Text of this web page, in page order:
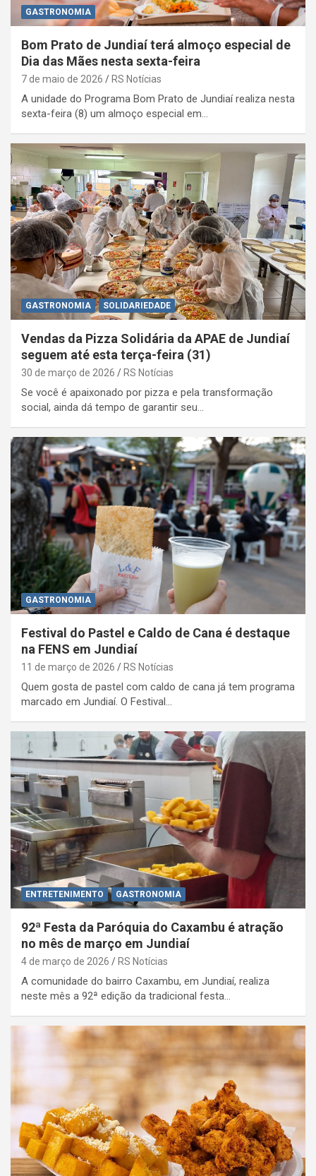
GASTRONOMIA
Bom Prato de Jundiaí terá almoço especial de
Dia das Mães nesta sexta-feira
7 de maio de 2026 RS Notícias
A unidade do Programa Bom Prato de Jundiaí realiza nesta
sexta-feira (8) um almoço especial em…
GASTRONOMIA SOLIDARIEDADE
Vendas da Pizza Solidária da APAE de Jundiaí
seguem até esta terça-feira (31)
30 de março de 2026 RS Notícias
Se você é apaixonado por pizza e pela transformação
social, ainda dá tempo de garantir seu…
GASTRONOMIA
Festival do Pastel e Caldo de Cana é destaque
na FENS em Jundiaí
11 de março de 2026 RS Notícias
Quem gosta de pastel com caldo de cana já tem programa
marcado em Jundiaí. O Festival…
ENTRETENIMENTO GASTRONOMIA
92ª Festa da Paróquia do Caxambu é atração
no mês de março em Jundiaí
4 de março de 2026 RS Notícias
A comunidade do bairro Caxambu, em Jundiaí, realiza
neste mês a 92ª edição da tradicional festa…